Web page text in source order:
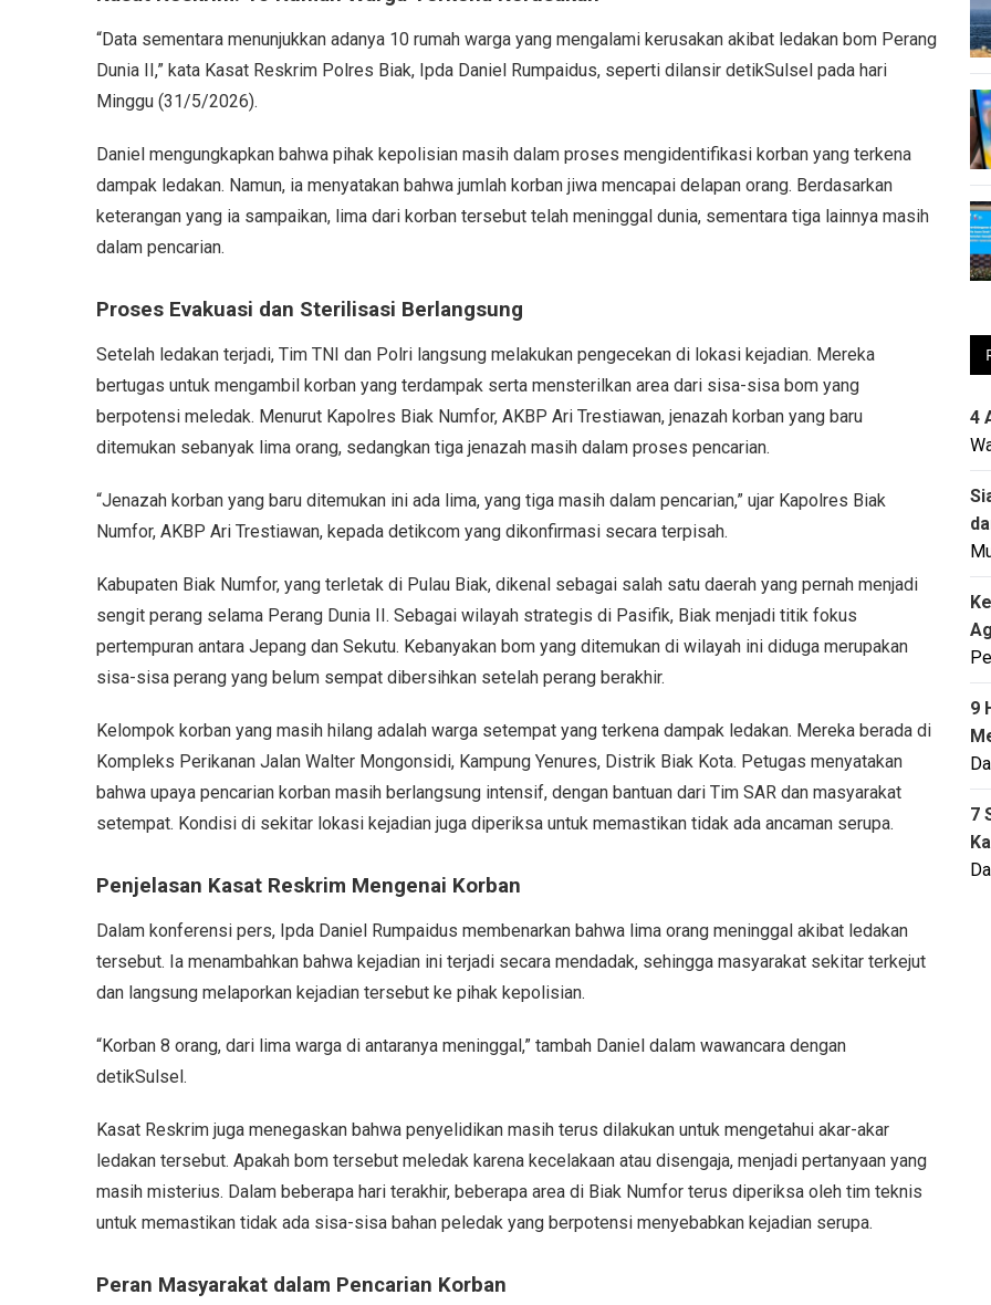
“Data sementara menunjukkan adanya 10 rumah warga yang mengalami kerusakan akibat ledakan bom Perang
Dunia II,” kata Kasat Reskrim Polres Biak, Ipda Daniel Rumpaidus, seperti dilansir detikSulsel pada hari
Minggu (31/5/2026).
Daniel mengungkapkan bahwa pihak kepolisian masih dalam proses mengidentifikasi korban yang terkena
dampak ledakan. Namun, ia menyatakan bahwa jumlah korban jiwa mencapai delapan orang. Berdasarkan
keterangan yang ia sampaikan, lima dari korban tersebut telah meninggal dunia, sementara tiga lainnya masih
dalam pencarian.
Proses Evakuasi dan Sterilisasi Berlangsung
Setelah ledakan terjadi, Tim TNI dan Polri langsung melakukan pengecekan di lokasi kejadian. Mereka
bertugas untuk mengambil korban yang terdampak serta mensterilkan area dari sisa-sisa bom yang
berpotensi meledak. Menurut Kapolres Biak Numfor, AKBP Ari Trestiawan, jenazah korban yang baru
ditemukan sebanyak lima orang, sedangkan tiga jenazah masih dalam proses pencarian.
“Jenazah korban yang baru ditemukan ini ada lima, yang tiga masih dalam pencarian,” ujar Kapolres Biak
Numfor, AKBP Ari Trestiawan, kepada detikcom yang dikonfirmasi secara terpisah.
Kabupaten Biak Numfor, yang terletak di Pulau Biak, dikenal sebagai salah satu daerah yang pernah menjadi
sengit perang selama Perang Dunia II. Sebagai wilayah strategis di Pasifik, Biak menjadi titik fokus
pertempuran antara Jepang dan Sekutu. Kebanyakan bom yang ditemukan di wilayah ini diduga merupakan
sisa-sisa perang yang belum sempat dibersihkan setelah perang berakhir.
Kelompok korban yang masih hilang adalah warga setempat yang terkena dampak ledakan. Mereka berada di
Kompleks Perikanan Jalan Walter Mongonsidi, Kampung Yenures, Distrik Biak Kota. Petugas menyatakan
bahwa upaya pencarian korban masih berlangsung intensif, dengan bantuan dari Tim SAR dan masyarakat
setempat. Kondisi di sekitar lokasi kejadian juga diperiksa untuk memastikan tidak ada ancaman serupa.
Penjelasan Kasat Reskrim Mengenai Korban
Dalam konferensi pers, Ipda Daniel Rumpaidus membenarkan bahwa lima orang meninggal akibat ledakan
tersebut. Ia menambahkan bahwa kejadian ini terjadi secara mendadak, sehingga masyarakat sekitar terkejut
dan langsung melaporkan kejadian tersebut ke pihak kepolisian.
“Korban 8 orang, dari lima warga di antaranya meninggal,” tambah Daniel dalam wawancara dengan
detikSulsel.
Kasat Reskrim juga menegaskan bahwa penyelidikan masih terus dilakukan untuk mengetahui akar-akar
ledakan tersebut. Apakah bom tersebut meledak karena kecelakaan atau disengaja, menjadi pertanyaan yang
masih misterius. Dalam beberapa hari terakhir, beberapa area di Biak Numfor terus diperiksa oleh tim teknis
untuk memastikan tidak ada sisa-sisa bahan peledak yang berpotensi menyebabkan kejadian serupa.
Peran Masyarakat dalam Pencarian Korban
4
9
7